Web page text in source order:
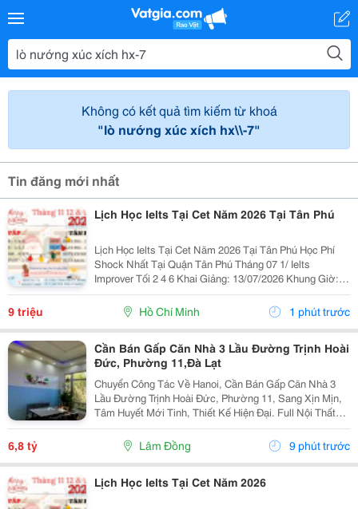
Không có kết quả tìm kiếm từ khoá
"lò nướng xúc xích hx\\-7"
Tin đăng mới nhất
Lịch Học Ielts Tại Cet Năm 2026 Tại Tân Phú
Lịch Học Ielts Tại Cet Năm 2026 Tại Tân Phú Học Phí
Shock Nhất Tại Quận Tân Phú Tháng 07 1/ Ielts
Improver Tối 2 4 6 Khai Giảng: 13/07/2026 Khung Giờ:
18:00 Đến 21:00 Học Phí Ưu Đãi 5% Khi Đăng Ký 2/ Ielts
Basic Tối 3 5 7 Khai...
9 triệu Hồ Chí Minh 1 phút trước
Cần Bán Gấp Căn Nhà 3 Lầu Đường Trịnh Hoài
Đức, Phường 11,Đà Lạt
Chuyển Công Tác Về Hanoi, Cần Bán Gấp Căn Nhà 3
Lầu Đường Trịnh Hoài Đức, Phường 11, Sang Xịn Mịn,
Tâm Huyết Mới Tinh, Thiết Kế Hiện Đại. Full Nội Thất
Giá Siêu Rẻ: - Diện Tích 150 M2 - Hẻm Ô Tô 4 M, Cách
Trung Tâm 5 Km, Đường Trịnh Hoài Đức, Gần...
6,8 tỷ Lâm Đồng 9 phút trước
Lịch Học Ielts Tại Cet Năm 2026